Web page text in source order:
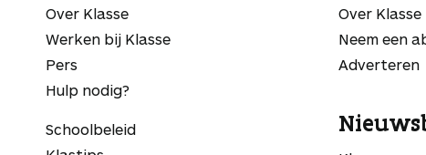
Over Klasse
Werken bij Klasse
Pers
Hulp nodig?
Schoolbeleid
Over
Neem een
Adverteren